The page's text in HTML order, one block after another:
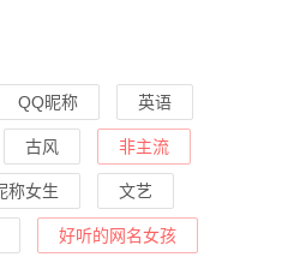
QQ昵称 英语
古风 非主流
称女生 文艺
好听的网名女孩